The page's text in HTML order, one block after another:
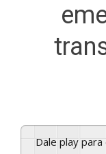
Dale play